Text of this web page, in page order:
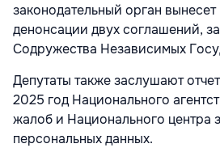
законодательный орган
денонсации двух соглашений,
Содружества Независимых
Депутаты также заслушают
2025 год Национального
жалоб и Национального центра
персональных данных.